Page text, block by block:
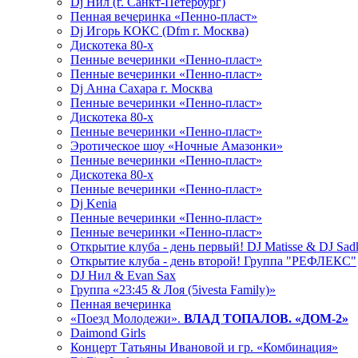
Пенная вечеринка «Пенно-пласт»
Dj Игорь КОКС (Dfm г. Москва)
Дискотека 80-х
Пенные вечеринки «Пенно-пласт»
Пенные вечеринки «Пенно-пласт»
Dj Анна Сахара г. Москва
Пенные вечеринки «Пенно-пласт»
Дискотека 80-х
Пенные вечеринки «Пенно-пласт»
Эротическое шоу «Ночные Амазонки»
Пенные вечеринки «Пенно-пласт»
Дискотека 80-х
Пенные вечеринки «Пенно-пласт»
Dj Kenia
Пенные вечеринки «Пенно-пласт»
Пенные вечеринки «Пенно-пласт»
Открытие клуба - день первый! DJ Matisse & DJ
Открытие клуба - день второй! Группа "РЕФЛЕКС"
DJ Нил & Evan Sax
Группа «23:45 & Лоя (5ivesta Family)»
Пенная вечеринка
«Поезд Молодежи». ВЛАД ТОПАЛОВ. «ДОМ-2»
Daimond Girls
Концерт Татьяны Ивановой и гр. «Комбинация»